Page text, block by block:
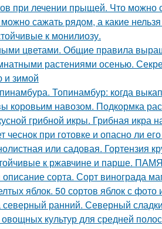
при лечении прыщей. Что можно
сажать рядом, а какие
к монилиозу.
цветами. Общие правила
растениями осенью.
и зимой
Топинамбур: когда
коровьим навозом. Подкормка
грибной икры. Грибная икра
чеснок при готовке и опасно ли
или садовая. Гортензия
к ржавчине и
сорта. Сорт винограда
яблок. 50 сортов яблок с фото
ранний. Северный
культур для средней